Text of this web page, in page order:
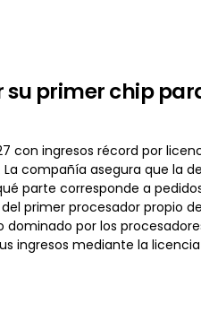
su primer chip
con ingresos récord por
compañía asegura que la
parte corresponde a
primer procesador propio
por los
ingresos mediante la licencia